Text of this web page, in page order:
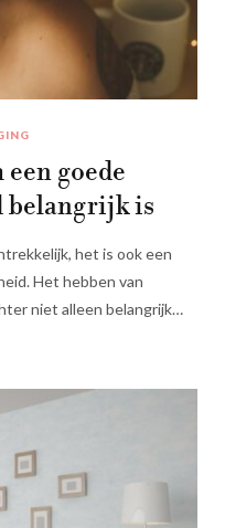
goede
belangrijk is
het is ook een
Het hebben van
niet alleen belangrijk…